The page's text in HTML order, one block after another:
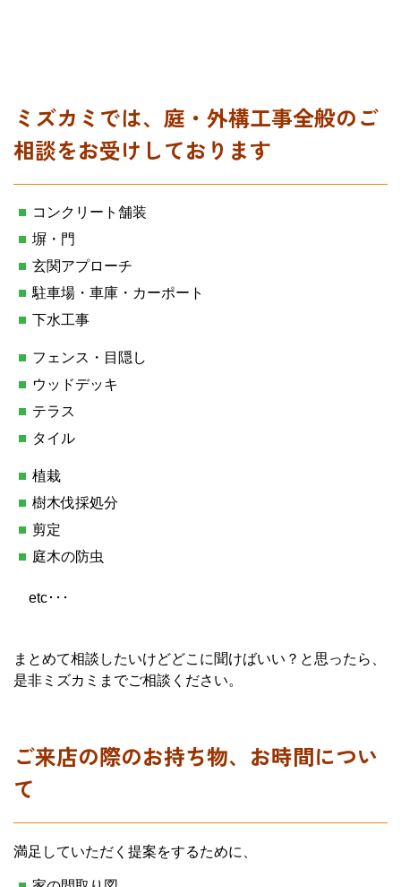
ミズカミでは、庭・外構工事全般のご
相談をお受けしております
コンクリート舗装
塀・門
玄関アプローチ
駐車場・車庫・カーポート
下水工事
フェンス・目隠し
ウッドデッキ
テラス
タイル
植栽
樹木伐採処分
剪定
庭木の防虫
etc･･･
まとめて相談したいけどどこに聞けばいい？と思ったら、
是非ミズカミまでご相談ください。
ご来店の際のお持ち物、お時間につい
て
満足していただく提案をするために、